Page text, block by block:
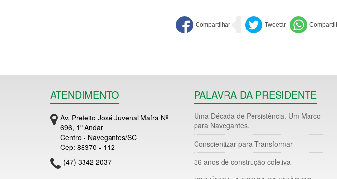
ATENDIMENTO
Av. Prefeito José Juvenal Mafra Nº
696, 1º Andar
Centro - Navegantes/SC
Cep: 88370 - 112
(47) 3342 2037
PALAVRA DA PRESIDENTE
Uma Década de Persistência. Um Marco
para Navegantes.
Conscientizar para Transformar
36 anos de construção coletiva